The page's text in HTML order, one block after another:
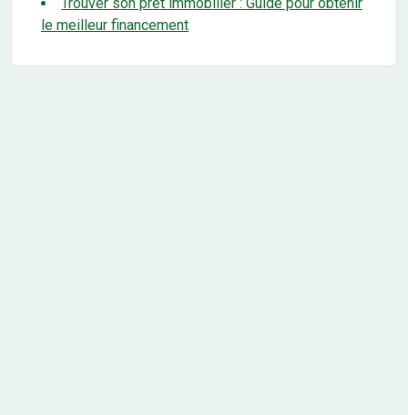
le meilleur financement